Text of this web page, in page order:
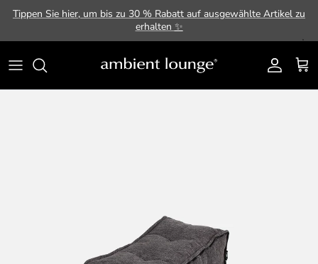
Direkt zum Inhalt
Tippen Sie hier, um bis zu 30 % Rabatt auf ausgewählte Artikel zu
erhalten ✨
Konto